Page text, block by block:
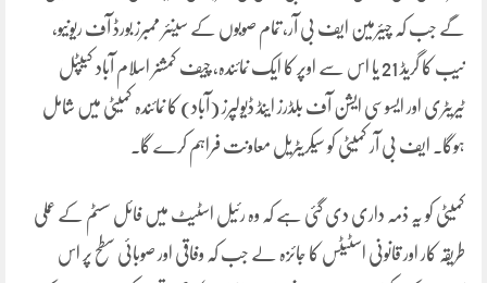
گے جب کہ چیئرمین ایف بی آر، تمام صوبوں کے سینئر ممبرز بورڈ آف ریونیو،
نیب کا گریڈ 21 یا اس سے اوپر کا ایک نمائندہ، چیف کمشنر اسلام آباد کیپٹل
ٹیریٹری اور ایسوسی ایشن آف بلڈرز اینڈ ڈیولپرز (آباد) کا نمائندہ کمیٹی میں شامل
ہوگا۔ ایف بی آر کمیٹی کو سیکریٹریل معاونت فراہم کرے گا۔
کمیٹی کو یہ ذمہ داری دی گئی ہے کہ وہ رئیل اسٹیٹ میں فائل سسٹم کے عملی
طریقہ کار اور قانونی اسٹیٹس کا جائزہ لے جب کہ وفاقی اور صوبائی سطح پر اس